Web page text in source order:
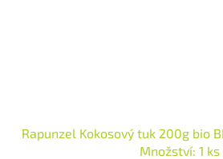
Rapunzel Kokosový tuk 200g bio
Množství: 1 ks